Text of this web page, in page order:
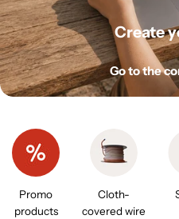
Create
Go to the
Promo
products
Cloth-
covered wire